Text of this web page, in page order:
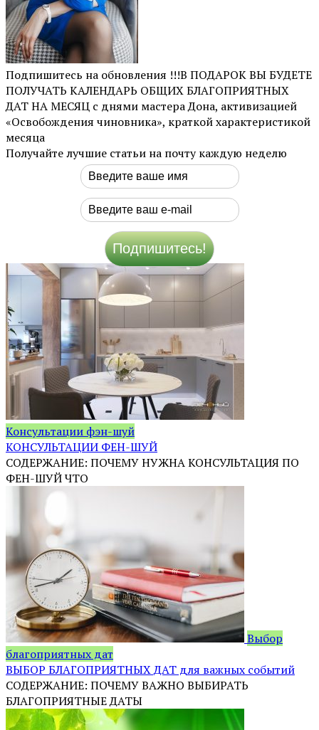
Подпишитесь на обновления !!!В ПОДАРОК ВЫ БУДЕТЕ
ПОЛУЧАТЬ КАЛЕНДАРЬ ОБЩИХ БЛАГОПРИЯТНЫХ
ДАТ НА МЕСЯЦ с днями мастера Дона, активизацией
«Освобождения чиновника», краткой характеристикой
месяца
Получайте лучшие статьи на почту каждую неделю
Консультации фэн-шуй
КОНСУЛЬТАЦИИ ФЕН-ШУЙ
СОДЕРЖАНИЕ: ПОЧЕМУ НУЖНА КОНСУЛЬТАЦИЯ ПО
ФЕН-ШУЙ ЧТО
Выбор
благоприятных дат
ВЫБОР БЛАГОПРИЯТНЫХ ДАТ для важных событий
СОДЕРЖАНИЕ: ПОЧЕМУ ВАЖНО ВЫБИРАТЬ
БЛАГОПРИЯТНЫЕ ДАТЫ